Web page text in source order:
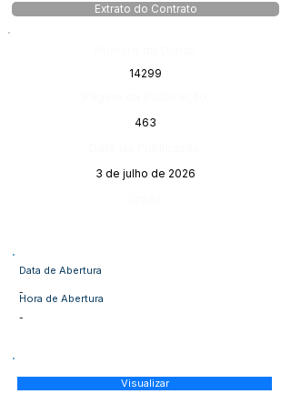
Extrato do Contrato
14299
463
3 de julho de 2026
Data de Abertura
-Hora de Abertura
-
Visualizar